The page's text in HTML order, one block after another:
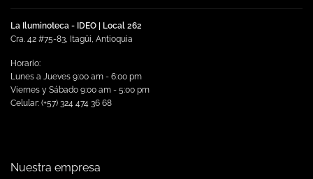
La Iluminoteca - IDEO | Local 262
Cra. 42 #75-83, Itagüi, Antioquia
Horario:
Lunes a Jueves 9:00 am - 6:00 pm
Viernes y Sábado 9:00 am - 5:00 pm
Celular: (+57) 324 474 36 68
Nuestra empresa